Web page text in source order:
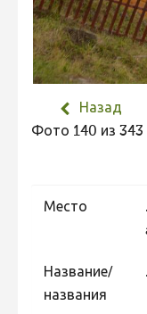
Видео 2020
Фотоконкурс
Фотоконкурс
Фотоконкурс
Фотоконкурс
Фотоконкурс
Фотоконкурс
Назад
Фото 140 из 343
Место
Название/
названия